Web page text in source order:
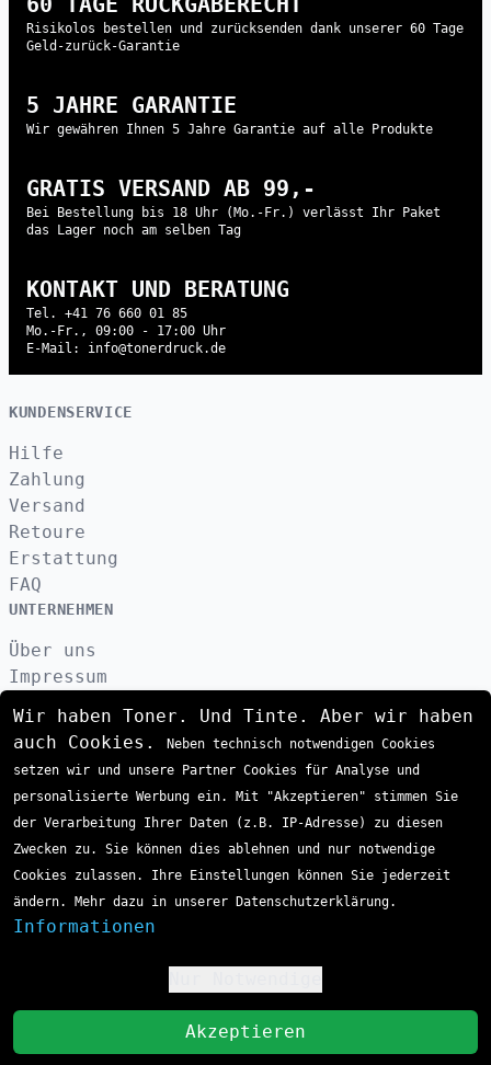
Risikolos bestellen und zurücksenden dank unserer 60 Tage
Geld-zurück-Garantie
5 JAHRE GARANTIE
Wir gewähren Ihnen 5 Jahre Garantie auf alle Produkte
GRATIS VERSAND AB 99,-
Bei Bestellung bis 18 Uhr (Mo.-Fr.) verlässt Ihr Paket
das Lager noch am selben Tag
KONTAKT UND BERATUNG
Tel. +41 76 660 01 85
Mo.-Fr., 09:00 - 17:00 Uhr
E-Mail: info@tonerdruck.de
KUNDENSERVICE
Hilfe
Zahlung
Versand
Retoure
Erstattung
FAQ
UNTERNEHMEN
Über uns
Impressum
VERSAND
ZAHLUNGSARTEN
Wir haben Toner. Und Tinte. Aber wir haben
auch Cookies.
Neben technisch notwendigen Cookies
setzen wir und unsere Partner Cookies für Analyse und
personalisierte Werbung ein. Mit "Akzeptieren" stimmen Sie
der Verarbeitung Ihrer Daten (z.B. IP-Adresse) zu diesen
Zwecken zu. Sie können dies ablehnen und nur notwendige
Cookies zulassen. Ihre Einstellungen können Sie jederzeit
ändern. Mehr dazu in unserer Datenschutzerklärung.
Informationen
Akzeptieren